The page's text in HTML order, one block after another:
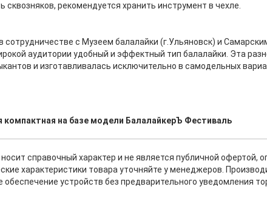
рекомендуется хранить инструмент в чехле.
с Музеем балалайки (г.Ульяновск) и
аудитории удобный и эффектный тип балалайки. Эта
и изготавливалась исключительно в самодельных
на базе модели БалалайкерЪ Фестиваль
справочный характер и не является публичной
характеристики товара уточняйте у менеджеров.
устройств без предварительного уведомления